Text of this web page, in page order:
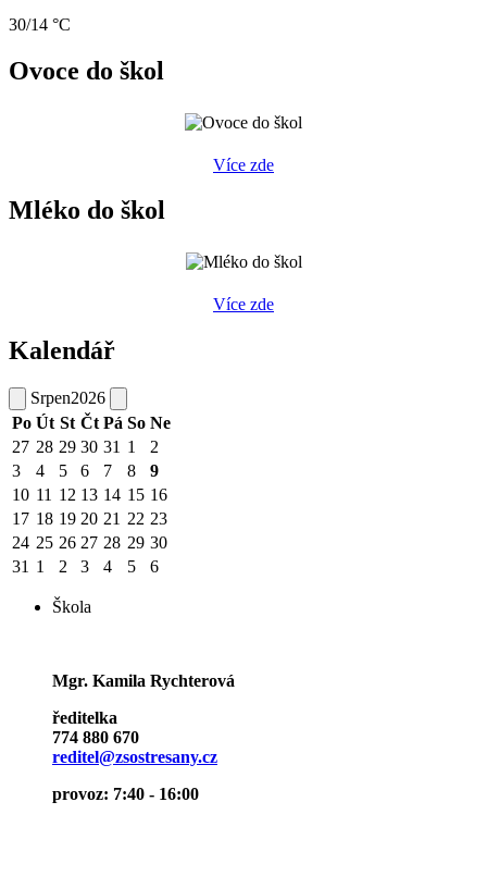
30/14 °C
Ovoce do škol
Více zde
Mléko do škol
Více zde
Kalendář
Srpen2026
Po Út St Čt Pá So Ne
27 28 29 30 31 1
2
3
4 5 6 7 8
9
10 11 12 13 14 15 16
17 18 19 20 21 22 23
24 25 26 27 28 29 30
31 1 2 3 4 5 6
Škola
Mgr. Kamila Rychterová
ředitelka
774 880 670
reditel@zsostresany.cz
provoz: 7:40 - 16:00